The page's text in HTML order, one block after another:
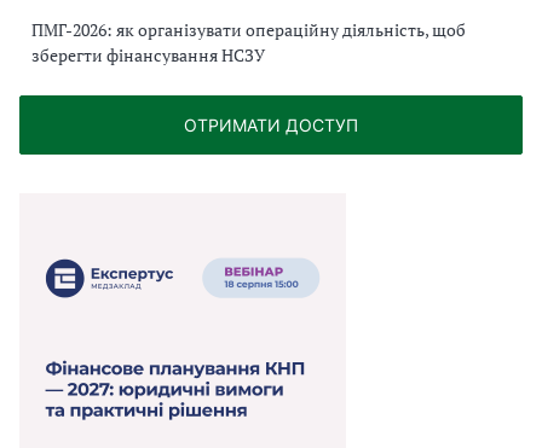
ПМГ-2026: як організувати операційну діяльність, щоб
зберегти фінансування НСЗУ
ОТРИМАТИ ДОСТУП